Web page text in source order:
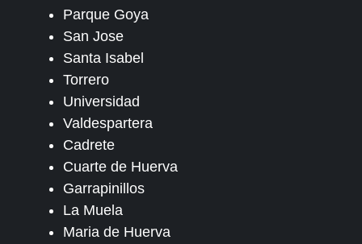
Parque Goya
San Jose
Santa Isabel
Torrero
Universidad
Valdespartera
Cadrete
Cuarte de Huerva
Garrapinillos
La Muela
Maria de Huerva